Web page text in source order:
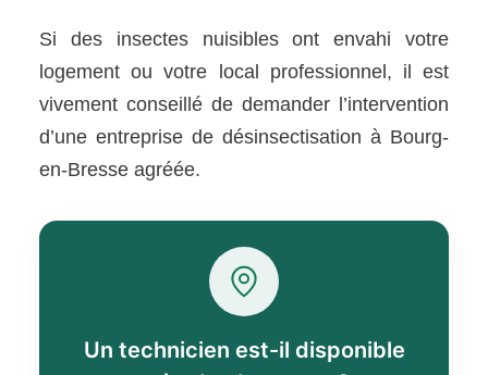
Si des insectes nuisibles ont envahi votre
logement ou votre local professionnel, il est
vivement conseillé de demander l’intervention
d’une entreprise de désinsectisation à Bourg-
en-Bresse agréée.
Un technicien est-il disponible